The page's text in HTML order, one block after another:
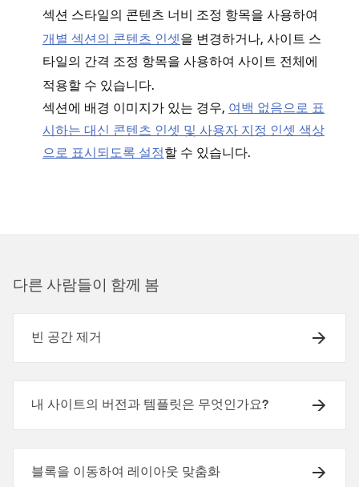
섹션 스타일의 콘텐츠 너비
조정 항목을 사용하여
개별 섹션의 콘텐츠 인셋을 변경하거나, 사이트 스
타일의 간격 조정 항목을 사용하여 사이트 전체에
적용할 수 있습니다.
섹션에 배경 이미지가 있는 경우, 여백 없음으로 표
시하는 대신 콘텐츠 인셋 및 사용자 지정 인셋 색상
으로 표시되도록 설정할 수 있습니다.
다른 사람들이 함께 봄
빈 공간 제거
내 사이트의 버전과 템플릿은 무엇인가요?
블록을 이동하여 레이아웃 맞춤화